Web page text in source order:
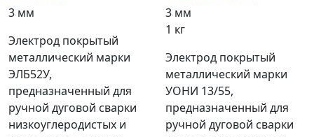
3 мм
Электрод покрытый
металлический марки
ЭЛБ52У,
предназначенный для
ручной дуговой сварки
низкоуглеродистых и
3 мм
1 кг
Электрод покрытый
металлический марки
УОНИ 13/55,
предназначенный для
ручной дуговой сварки